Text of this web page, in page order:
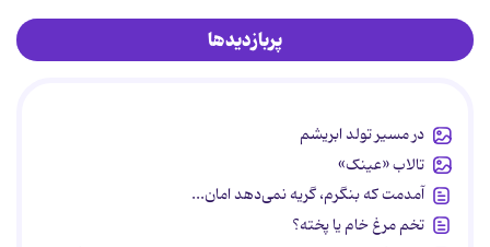
پربازدیدها
در مسیر تولد ابریشم
تالاب «عینک»
آمدمت که بنگرم، گریه نمی‌دهد امان...
تخم مرغ خام یا پخته؟